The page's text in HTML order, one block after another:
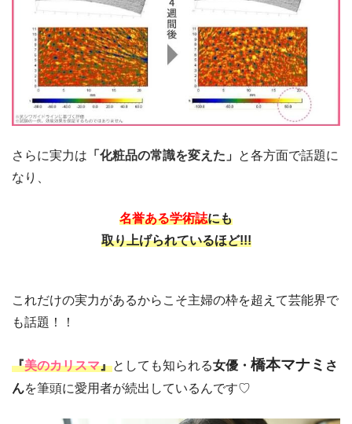
さらに実力は 「 化粧品の常識を変えた 」 と各方面で話題に
なり、
名誉ある学術誌にも
取り上げられているほど!!!
これだけの実力があるからこそ主婦の枠を超えて芸能界で
も話題！！
『美のカリスマ』としても知られる女優・ 橋本マナミ さ
んを筆頭に愛用者が続出しているんです♡